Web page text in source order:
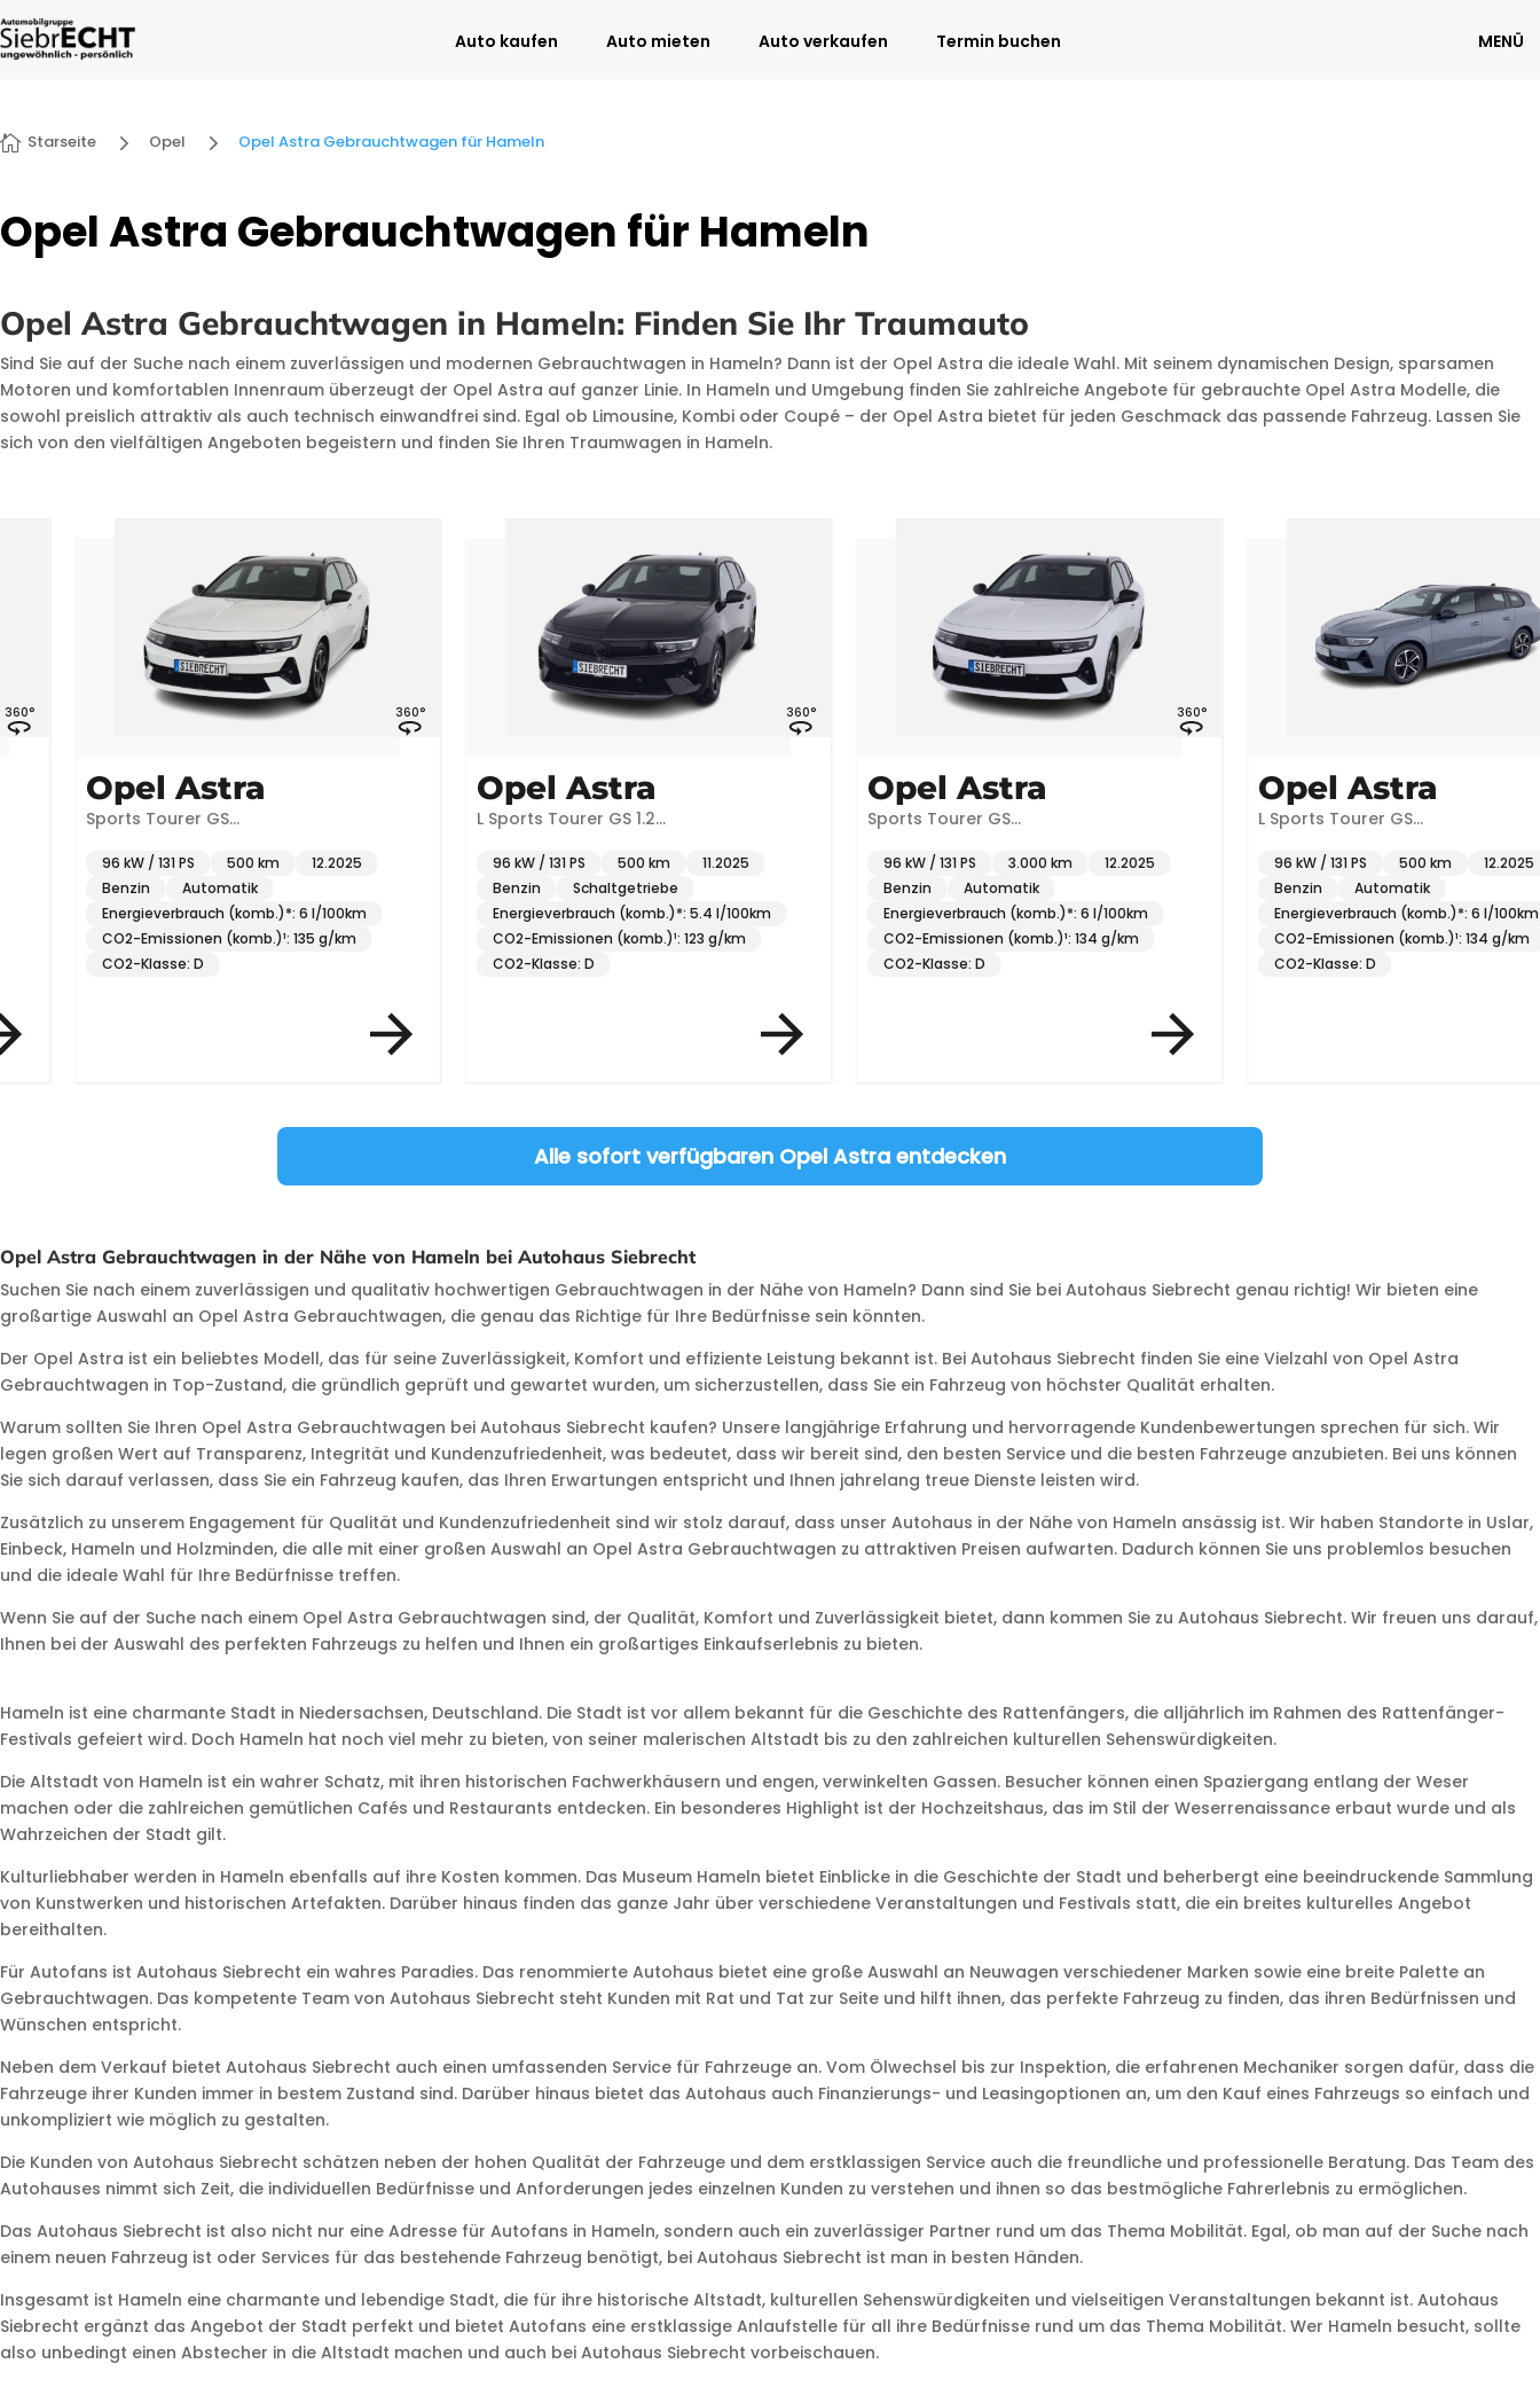
Auto kaufen Auto mieten Auto verkaufen Termin buchen MENÜ
 Starseite 5 Opel 5 Opel Astra Gebrauchtwagen für Hameln
Opel Astra Gebrauchtwagen für Hameln
Opel Astra Gebrauchtwagen in Hameln: Finden Sie Ihr Traumauto
Sind Sie auf der Suche nach einem zuverlässigen und modernen Gebrauchtwagen in Hameln? Dann ist der Opel Astra die ideale Wahl. Mit seinem dynamischen Design, sparsamen
Motoren und komfortablen Innenraum überzeugt der Opel Astra auf ganzer Linie. In Hameln und Umgebung finden Sie zahlreiche Angebote für gebrauchte Opel Astra Modelle, die
sowohl preislich attraktiv als auch technisch einwandfrei sind. Egal ob Limousine, Kombi oder Coupé – der Opel Astra bietet für jeden Geschmack das passende Fahrzeug. Lassen Sie
sich von den vielfältigen Angeboten begeistern und finden Sie Ihren Traumwagen in Hameln.
Opel Astra
Sports Tourer GS
96 kW / 131 PS 500 km
12.2025
Automatik
Energieverbrauch (komb.)*: 6 l/100km
CO2-Emissionen (komb.)¹: 135 g/km
CO2-Klasse: D
Opel Astra
L Sports Tourer GS 1.2
96 kW / 131 PS 500 km
11.2025
Schaltgetriebe
Energieverbrauch (komb.)*: 5.4 l/100km
CO2-Emissionen (komb.)¹: 123 g/km
CO2-Klasse: D
360°
Opel Astra
Sports Tourer GS
96 kW / 131 PS 3.000 km
12.2025
Automatik
Energieverbrauch (komb.)*: 6 l/100km
CO2-Emissionen (komb.)¹: 134 g/km
CO2-Klasse: D
Opel Astra
L Sports Tourer GS
96 kW / 131 PS 500 km
12.2025
Automatik
Energieverbrauch (komb.)*: 6 l/100km
CO2-Emissionen (komb.)¹: 134 g/km
CO2-Klasse: D
Alle sofort verfügbaren Opel Astra entdecken
Opel Astra Gebrauchtwagen in der Nähe von Hameln bei Autohaus Siebrecht
Suchen Sie nach einem zuverlässigen und qualitativ hochwertigen Gebrauchtwagen in der Nähe von Hameln? Dann sind Sie bei Autohaus Siebrecht genau richtig! Wir bieten eine
großartige Auswahl an Opel Astra Gebrauchtwagen, die genau das Richtige für Ihre Bedürfnisse sein könnten.
Der Opel Astra ist ein beliebtes Modell, das für seine Zuverlässigkeit, Komfort und effiziente Leistung bekannt ist. Bei Autohaus Siebrecht finden Sie eine Vielzahl von Opel Astra
Gebrauchtwagen in Top-Zustand, die gründlich geprüft und gewartet wurden, um sicherzustellen, dass Sie ein Fahrzeug von höchster Qualität erhalten.
Warum sollten Sie Ihren Opel Astra Gebrauchtwagen bei Autohaus Siebrecht kaufen? Unsere langjährige Erfahrung und hervorragende Kundenbewertungen sprechen für sich. Wir
legen großen Wert auf Transparenz, Integrität und Kundenzufriedenheit, was bedeutet, dass wir bereit sind, den besten Service und die besten Fahrzeuge anzubieten. Bei uns können
Sie sich darauf verlassen, dass Sie ein Fahrzeug kaufen, das Ihren Erwartungen entspricht und Ihnen jahrelang treue Dienste leisten wird.
Zusätzlich zu unserem Engagement für Qualität und Kundenzufriedenheit sind wir stolz darauf, dass unser Autohaus in der Nähe von Hameln ansässig ist. Wir haben Standorte in Uslar,
Einbeck, Hameln und Holzminden, die alle mit einer großen Auswahl an Opel Astra Gebrauchtwagen zu attraktiven Preisen aufwarten. Dadurch können Sie uns problemlos besuchen
und die ideale Wahl für Ihre Bedürfnisse treffen.
Wenn Sie auf der Suche nach einem Opel Astra Gebrauchtwagen sind, der Qualität, Komfort und Zuverlässigkeit bietet, dann kommen Sie zu Autohaus Siebrecht. Wir freuen uns darauf,
Ihnen bei der Auswahl des perfekten Fahrzeugs zu helfen und Ihnen ein großartiges Einkaufserlebnis zu bieten.
Hameln ist eine charmante Stadt in Niedersachsen, Deutschland. Die Stadt ist vor allem bekannt für die Geschichte des Rattenfängers, die alljährlich im Rahmen des Rattenfänger-
Festivals gefeiert wird. Doch Hameln hat noch viel mehr zu bieten, von seiner malerischen Altstadt bis zu den zahlreichen kulturellen Sehenswürdigkeiten.
Die Altstadt von Hameln ist ein wahrer Schatz, mit ihren historischen Fachwerkhäusern und engen, verwinkelten Gassen. Besucher können einen Spaziergang entlang der Weser
machen oder die zahlreichen gemütlichen Cafés und Restaurants entdecken. Ein besonderes Highlight ist der Hochzeitshaus, das im Stil der Weserrenaissance erbaut wurde und als
Wahrzeichen der Stadt gilt.
Kulturliebhaber werden in Hameln ebenfalls auf ihre Kosten kommen. Das Museum Hameln bietet Einblicke in die Geschichte der Stadt und beherbergt eine beeindruckende Sammlung
von Kunstwerken und historischen Artefakten. Darüber hinaus finden das ganze Jahr über verschiedene Veranstaltungen und Festivals statt, die ein breites kulturelles Angebot
bereithalten.
Für Autofans ist Autohaus Siebrecht ein wahres Paradies. Das renommierte Autohaus bietet eine große Auswahl an Neuwagen verschiedener Marken sowie eine breite Palette an
Gebrauchtwagen. Das kompetente Team von Autohaus Siebrecht steht Kunden mit Rat und Tat zur Seite und hilft ihnen, das perfekte Fahrzeug zu finden, das ihren Bedürfnissen und
Wünschen entspricht.
Neben dem Verkauf bietet Autohaus Siebrecht auch einen umfassenden Service für Fahrzeuge an. Vom Ölwechsel bis zur Inspektion, die erfahrenen Mechaniker sorgen dafür, dass die
Fahrzeuge ihrer Kunden immer in bestem Zustand sind. Darüber hinaus bietet das Autohaus auch Finanzierungs- und Leasingoptionen an, um den Kauf eines Fahrzeugs so einfach und
unkompliziert wie möglich zu gestalten.
Die Kunden von Autohaus Siebrecht schätzen neben der hohen Qualität der Fahrzeuge und dem erstklassigen Service auch die freundliche und professionelle Beratung. Das Team des
Autohauses nimmt sich Zeit, die individuellen Bedürfnisse und Anforderungen jedes einzelnen Kunden zu verstehen und ihnen so das bestmögliche Fahrerlebnis zu ermöglichen.
Das Autohaus Siebrecht ist also nicht nur eine Adresse für Autofans in Hameln, sondern auch ein zuverlässiger Partner rund um das Thema Mobilität. Egal, ob man auf der Suche nach
einem neuen Fahrzeug ist oder Services für das bestehende Fahrzeug benötigt, bei Autohaus Siebrecht ist man in besten Händen.
Insgesamt ist Hameln eine charmante und lebendige Stadt, die für ihre historische Altstadt, kulturellen Sehenswürdigkeiten und vielseitigen Veranstaltungen bekannt ist. Autohaus
Siebrecht ergänzt das Angebot der Stadt perfekt und bietet Autofans eine erstklassige Anlaufstelle für all ihre Bedürfnisse rund um das Thema Mobilität. Wer Hameln besucht, sollte
also unbedingt einen Abstecher in die Altstadt machen und auch bei Autohaus Siebrecht vorbeischauen.